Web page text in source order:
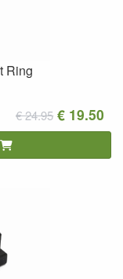
Ring
€ 24.95 € 19.50